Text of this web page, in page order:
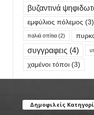
βυζαντινά
εμφύλιος πόλεμος (3)
παλιά σπίτια(2)
συγγραφεις (4)
χαμένοι τόποι(3)
Δημοφιλείς